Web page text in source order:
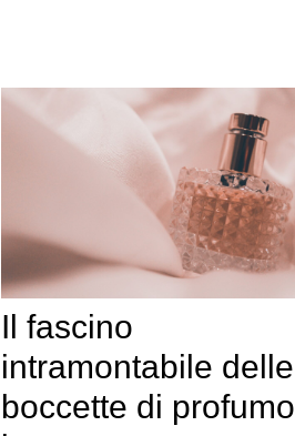
Il fascino
intramontabile delle
boccette di profumo